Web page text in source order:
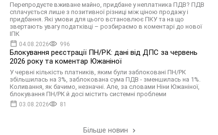
Перепродуєте вживане майно, придбане у неплатника ПДВ? ПДВ
сплачується лише з позитивної різниці між ціною продажу і
придбання. Які умови для цього встановлює ПКУ та на що
звертають увагу податківці – розбираємо в коментарі до нової
ІПК
04.08.2026 996
Блокування реєстрації ПН/РК: дані від ДПС за червень
2026 року та коментар Южаніної
У червні кількість платників, яким були заблоковані ПН/РК
збільшилась на 3%, заблокована сума ПДВ - зменшилась на 1%.
Коливання, як бачимо, незначні. Але, за словами Ніни Южаніної,
блокування ПН/РК й досі містить системні проблеми
03.08.2026 81
Більше новин